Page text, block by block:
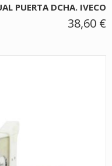
PUERTA DCHA. IVECO
38,60 €